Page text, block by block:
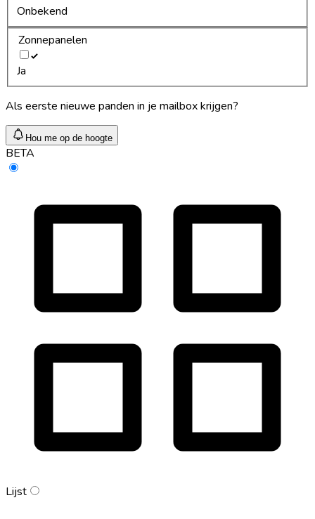
Onbekend
Zonnepanelen
Ja
Als eerste nieuwe panden in je mailbox krijgen?
Hou me op de hoogte
BETA
Lijst